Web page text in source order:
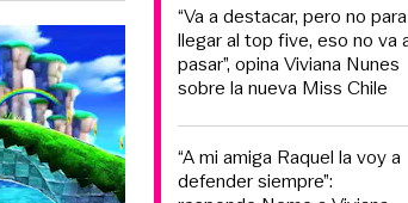
“Va a destacar, pero no para
llegar al top five, eso no va
pasar”, opina Viviana Nunes
sobre la nueva Miss Chile
“A mi amiga Raquel la voy a
defender siempre”: